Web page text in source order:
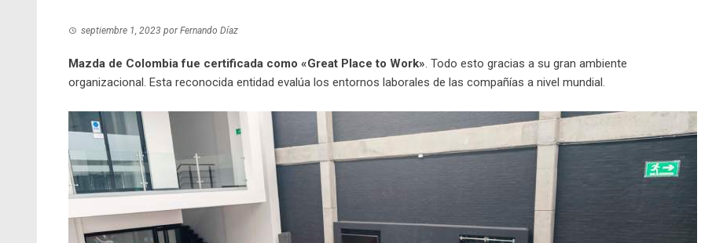
septiembre 1, 2023 porFernando Díaz
Mazda de Colombia fue certificada como «Great Place to Work». Todo esto gracias a su gran ambiente
organizacional. Esta reconocida entidad evalúa los entornos laborales de las compañías a nivel mundial.